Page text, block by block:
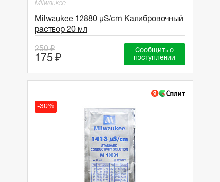
Milwaukee
Milwaukee 12880 µS/cm Калибровочный
раствор 20 мл
250 ₽
175 ₽
Сообщить о
поступлении
-30%